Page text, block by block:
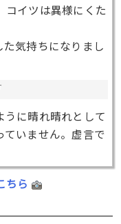
イツは異様にくた
気持ちになりまし
に晴れ晴れとして
いません。虚言で
ちら